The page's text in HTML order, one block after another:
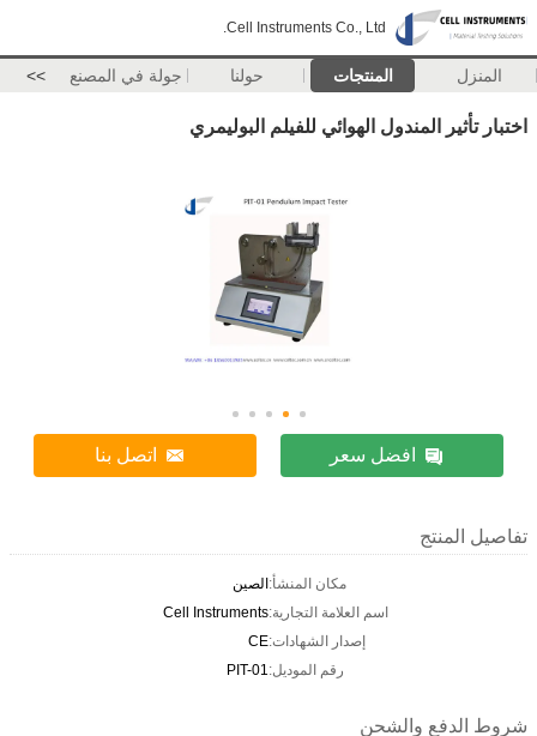
Cell Instruments Co., Ltd.
المنزل المنتجات حولنا جولة في المصنع >>
اختبار تأثير المندول الهوائي للفيلم البوليمري
افضل سعر اتصل بنا
تفاصيل المنتج
مكان المنشأ:الصين
اسم العلامة التجارية:Cell Instruments
إصدار الشهادات:CE
رقم الموديل:PIT-01
شروط الدفع والشحن